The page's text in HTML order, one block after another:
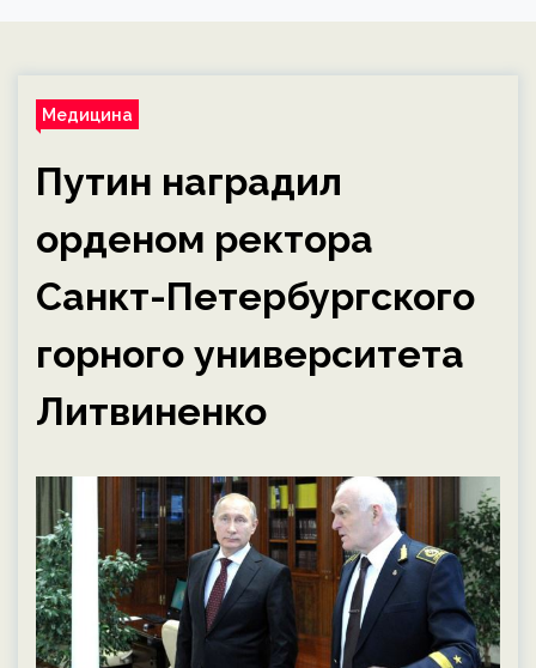
Медицина
Путин наградил
орденом ректора
Санкт-Петербургского
горного университета
Литвиненко